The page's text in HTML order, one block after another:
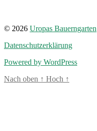
© 2026 Uropas Bauerngarten
Datenschutzerklärung
Powered by WordPress
Nach oben ↑ Hoch ↑